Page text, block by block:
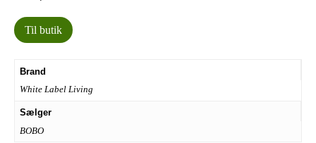
Til butik
Brand
White Label Living
Sælger
BOBO